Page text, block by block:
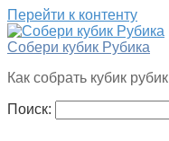
Перейти к контенту
Собери кубик Рубика
Как собрать кубик рубик
Поиск: